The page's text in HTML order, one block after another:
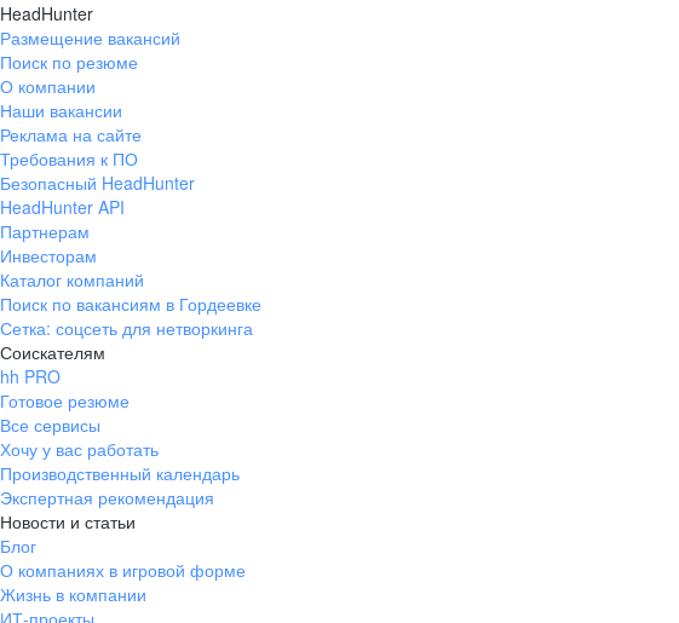
HeadHunter
Размещение вакансий
Поиск по резюме
О компании
Наши вакансии
Реклама на сайте
Требования к ПО
Безопасный HeadHunter
HeadHunter API
Партнерам
Инвесторам
Каталог компаний
Поиск по вакансиям в Гордеевке
Сетка: соцсеть для нетворкинга
Соискателям
hh PRO
Готовое резюме
Все сервисы
Хочу у вас работать
Производственный календарь
Экспертная рекомендация
Новости и статьи
Блог
О компаниях в игровой форме
Жизнь в компании
ИТ-проекты